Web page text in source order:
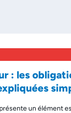
: les
un élément